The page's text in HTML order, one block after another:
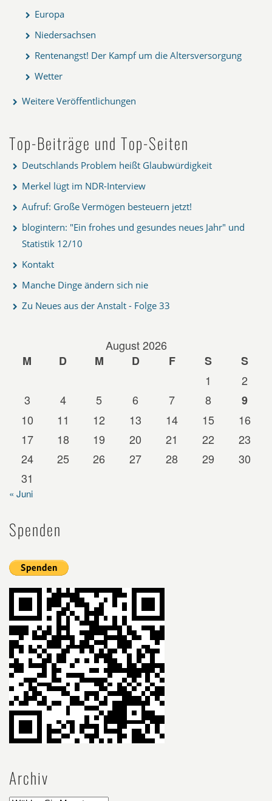
Europa
Niedersachsen
Rentenangst! Der Kampf um die Altersversorgung
Wetter
Weitere Veröffentlichungen
Top-Beiträge und Top-Seiten
Deutschlands Problem heißt Glaubwürdigkeit
Merkel lügt im NDR-Interview
Aufruf: Große Vermögen besteuern jetzt!
blogintern: "Ein frohes und gesundes neues Jahr" und
Statistik 12/10
Kontakt
Manche Dinge ändern sich nie
Zu Neues aus der Anstalt - Folge 33
August 2026
M
D M D F S
S
1
2
3
4 5 6 7 8
9
10
11 12 13 14 15
16
17
18 19 20 21 22
23
24
25 26 27 28 29
30
31
« Juni
Spenden
Archiv